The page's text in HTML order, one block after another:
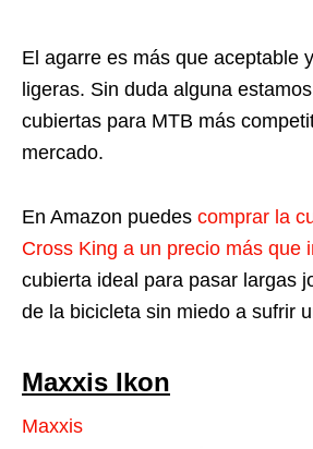
El agarre es más que aceptable
ligeras. Sin duda alguna
cubiertas para MTB más
mercado.
En Amazon puedes comprar la
Cross King a un precio más que
cubierta ideal para pasar largas
de la bicicleta sin miedo a sufrir
Maxxis Ikon
Maxxis